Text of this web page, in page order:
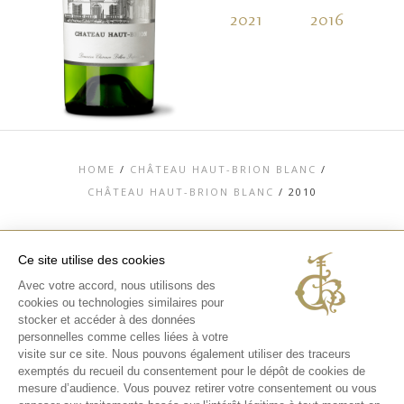
Ce site utilise des cookies
Avec votre accord, nous utilisons des
cookies ou technologies similaires pour
stocker et accéder à des données
personnelles comme celles liées à votre
visite sur ce site. Nous pouvons également utiliser des traceurs
exemptés du recueil du consentement pour le dépôt de cookies de
mesure d’audience. Vous pouvez retirer votre consentement ou vous
2021 2016
HOME / CHÂTEAU HAUT-BRION BLANC /
CHÂTEAU HAUT-BRION BLANC / 2010
CONTACT
MENTIONS LÉGALES
CHARTE DONNÉES PERSONNELLES &
COOKIES
MÉDIATHÈQUE
EXPÉRIENCES